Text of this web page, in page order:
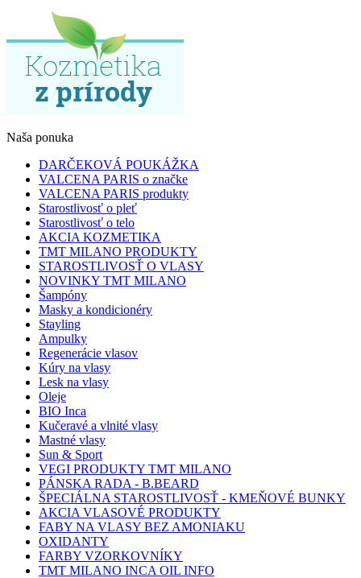
Naša ponuka
DARČEKOVÁ POUKÁŽKA
VALCENA PARIS o značke
VALCENA PARIS produkty
Starostlivosť o pleť
Starostlivosť o telo
AKCIA KOZMETIKA
TMT MILANO PRODUKTY
STAROSTLIVOSŤ O VLASY
NOVINKY TMT MILANO
Šampóny
Masky a kondicionéry
Stayling
Ampulky
Regenerácie vlasov
Kúry na vlasy
Lesk na vlasy
Oleje
BIO Inca
Kučeravé a vlnité vlasy
Mastné vlasy
Sun & Sport
VEGI PRODUKTY TMT MILANO
PÁNSKA RADA - B.BEARD
ŠPECIÁLNA STAROSTLIVOSŤ - KMEŇOVÉ BUNKY
AKCIA VLASOVÉ PRODUKTY
FABY NA VLASY BEZ AMONIAKU
OXIDANTY
FARBY VZORKOVNÍKY
TMT MILANO INCA OIL INFO